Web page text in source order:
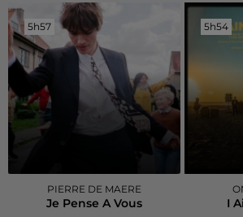
5h57
5h57
PIERRE DE MAERE
Je Pense A Vous
5h54
5h54
I